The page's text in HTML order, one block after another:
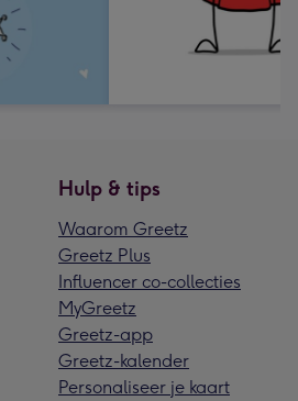
Hulp & tips
Waarom Greetz
Greetz Plus
Influencer co-collecties
MyGreetz
Greetz-app
Greetz-kalender
Personaliseer je kaart